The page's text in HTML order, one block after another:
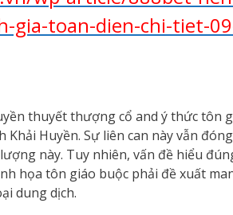
gia-toan-dien-chi-tiet-
thuyết thượng cổ and ý thức tôn
Huyền. Sự liên can này vẫn
này. Tuy nhiên, vấn đề hiểu
họa tôn giáo buộc phải đề xuất
dung dịch.